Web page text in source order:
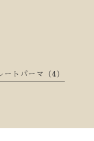
トパーマ（4）